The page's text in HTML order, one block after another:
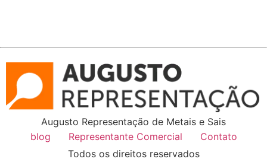
Augusto Representação de Metais e Sais
blog
Representante Comercial
Contato
Todos os direitos reservados